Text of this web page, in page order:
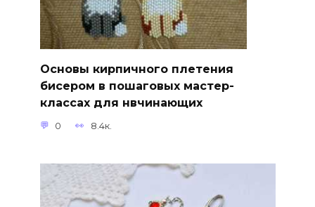
Основы кирпичного плетения
бисером в пошаговых мастер-
классах для нвчинающих
0 8.4к.